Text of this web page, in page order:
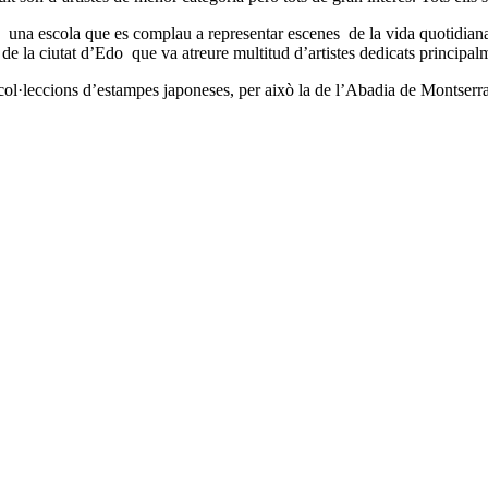
escola que es complau a representar escenes de la vida
la ciutat d’Edo que va atreure multitud d’artistes dedicats
d’estampes japoneses, per això la de l’Abadia de